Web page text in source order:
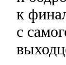
к
с